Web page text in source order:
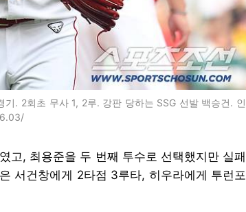
. 2회초 무사 1, 2루. 강판 당하는 SSG 선발 백승건. 인
고, 최용준을 두 번째 투수로 선택했지만 실패
서건창에게 2타점 3루타, 히우라에게 투런포